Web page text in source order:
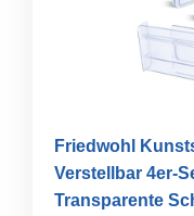
Friedwohl
Verstellbar 4er-
Transparente